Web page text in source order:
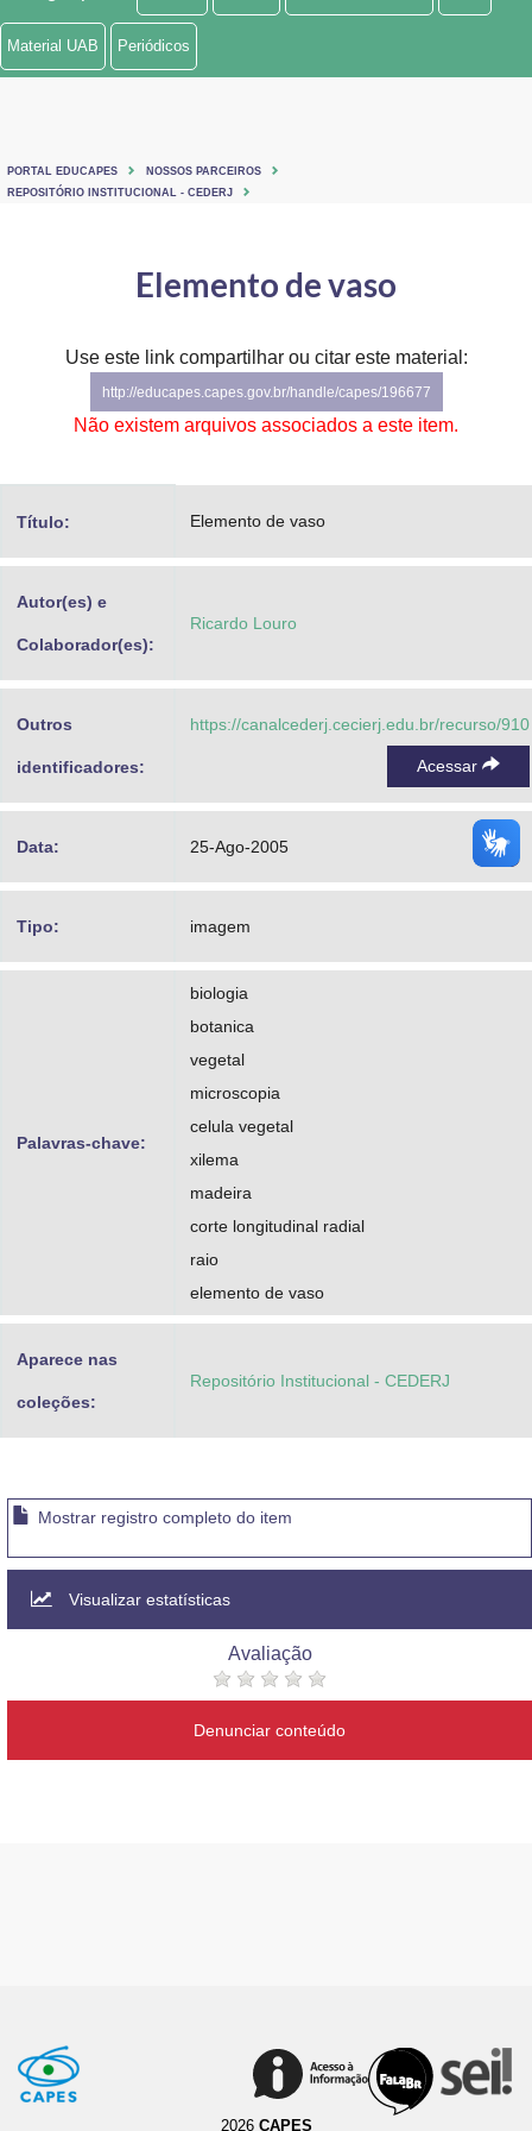
Ministério de Minas e Energia
Ministério do Turismo
Controladoria-Geral da União
Advocacia-Geral da União
Banco Central do Brasil
Material UAB Periódicos
PORTAL EDUCAPES
NOSSOS PARCEIROS
REPOSITÓRIO INSTITUCIONAL - CEDERJ
Elemento de vaso
Use este link compartilhar ou citar este material:
http://educapes.capes.gov.br/handle/capes/196677
Não existem arquivos associados a este item.
Título: Elemento de vaso
Autor(es) e
Colaborador(es):
Ricardo Louro
Outros
identificadores:
https://canalcederj.cecierj.edu.br/recurso/910
Acessar
Data: 25-Ago-2005
Tipo: imagem
Palavras-chave:
biologia
botanica
vegetal
microscopia
celula vegetal
xilema
madeira
corte longitudinal radial
raio
elemento de vaso
Aparece nas
coleções:
Repositório Institucional - CEDERJ
Mostrar registro completo do item
Visualizar estatísticas
Avaliação
Denunciar conteúdo
2026 CAPES